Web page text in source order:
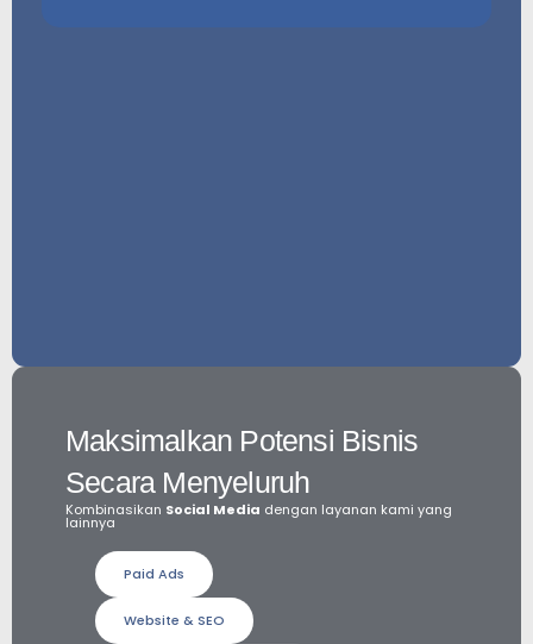
Maksimalkan Potensi Bisnis
Secara Menyeluruh
Kombinasikan Social Media dengan layanan kami yang
lainnya
Website & SEO
Paid Ads